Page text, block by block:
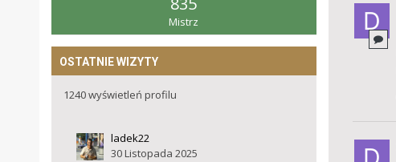
Mistrz
OSTATNIE WIZYTY
1240 wyświetleń profilu
ladek22
30 Listopada 2025